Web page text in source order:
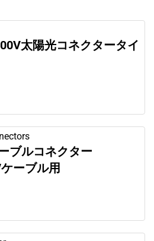
太陽光コネクタータイ
ブルコネクター
ーブル用